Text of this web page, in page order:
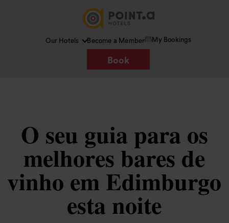
Our Hotels Become a Member My Bookings
Book
O seu guia para os
melhores bares de
vinho em Edimburgo
esta noite